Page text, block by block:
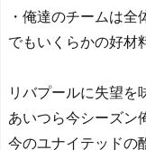
・俺達のチームは
でもいくらかの好材
リバプールに失望を
あいつら今シーズン
今のユナイテッドの